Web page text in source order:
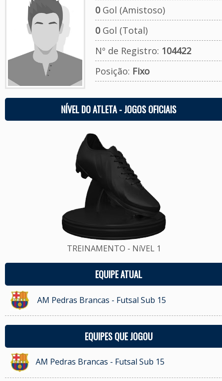
0Gol (Amistoso)
0Gol (Total)
Nº de Registro: 104422
Posição: Fixo
NÍVEL DO ATLETA - JOGOS OFICIAIS
TREINAMENTO - NíVEL 1
EQUIPE ATUAL
AM Pedras Brancas - Futsal Sub 15
EQUIPES QUE JOGOU
AM Pedras Brancas - Futsal Sub 15